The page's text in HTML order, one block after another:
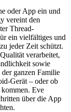
oder App ein und
vereint den
Thread-
ein vielfältiges und
jeder Zeit schützt.
verarbeitet,
sowie
ganzen Familie
Gerät – oder ob
Eve
über die App